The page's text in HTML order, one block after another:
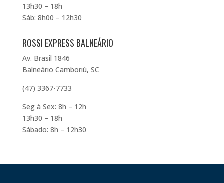
13h30 – 18h
Sáb: 8h00 – 12h30
ROSSI EXPRESS BALNEÁRIO
Av. Brasil 1846
Balneário Camboriú, SC
(47) 3367-7733
Seg à Sex: 8h – 12h
13h30 – 18h
Sábado: 8h – 12h30